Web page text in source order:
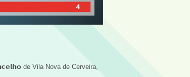
de Vila Nova de Cerveira,